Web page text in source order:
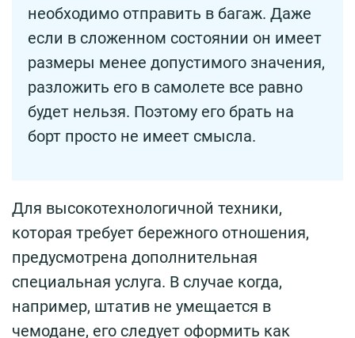
необходимо отправить в багаж. Даже
если в сложенном состоянии он имеет
размеры менее допустимого значения,
разложить его в самолете все равно
будет нельзя. Поэтому его брать на
борт просто не имеет смысла.
Для высокотехнологичной техники,
которая требует бережного отношения,
предусмотрена дополнительная
специальная услуга. В случае когда,
например, штатив не умещается в
чемодане, его следует оформить как